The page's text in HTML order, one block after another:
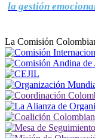
la gestión
La Comisión